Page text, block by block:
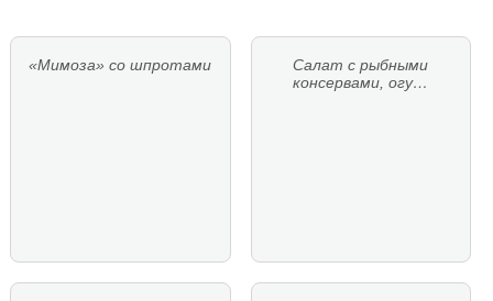
«Мимоза» со шпротами
Салат с рыбными
консервами, огу…